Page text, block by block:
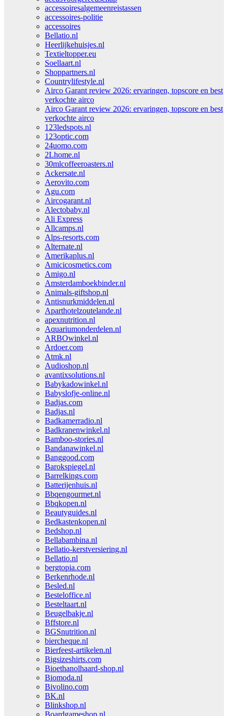
accessoiresalgemeenreistassen
accessoires-politie
accessoires
Bellatio.nl
Heerlijkehuisjes.nl
Textieltopper.eu
Soellaart.nl
Shoppartners.nl
Countrylifestyle.nl
Airco Garant review 2026: ervaringen, topscore en best
verkochte airco
Airco Garant review 2026: ervaringen, topscore en best
verkochte airco
123ledspots.nl
123optic.com
24uomo.com
2Lhome.nl
30mlcoffeeroasters.nl
Ackersate.nl
Aerovito.com
Agu.com
Aircogarant.nl
Alectobaby.nl
Ali Express
Allcamps.nl
Alps-resorts.com
Alternate.nl
Amerikaplus.nl
Amicicosmetics.com
Amigo.nl
Amsterdamboekbinder.nl
Animals-giftshop.nl
Antisnurkmiddelen.nl
Aparthotelzoutelande.nl
apexnutrition.nl
Aquariumonderdelen.nl
ARBOwinkel.nl
Ardoer.com
Atmk.nl
Audioshop.nl
avantixsolutions.nl
Babykadowinkel.nl
Babyslofje-online.nl
Badjas.com
Badjas.nl
Badkamerradio.nl
Badkranenwinkel.nl
Bamboo-stories.nl
Bandanawinkel.nl
Banggood.com
Barokspiegel.nl
Barrelkings.com
Batterijenhuis.nl
Bbqengourmet.nl
Bbqkopen.nl
Beautyguides.nl
Bedkastenkopen.nl
Bedshop.nl
Bellabambina.nl
Bellatio-kerstversiering.nl
Bellatio.nl
bergtopia.com
Berkenrhode.nl
Besled.nl
Besteloffice.nl
Besteltaart.nl
Beugelbakje.nl
Bffstore.nl
BGSnutrition.nl
biercheque.nl
Bierfeest-artikelen.nl
Bigsizeshirts.com
Bioethanolhaard-shop.nl
Biomoda.nl
Bivolino.com
BK.nl
Blinkshop.nl
Boardgameshop.nl